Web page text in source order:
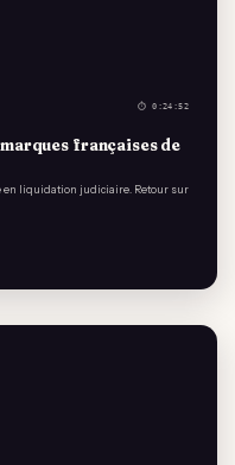
⏱ 0:24:52
françaises de
en liquidation judiciaire. Retour sur